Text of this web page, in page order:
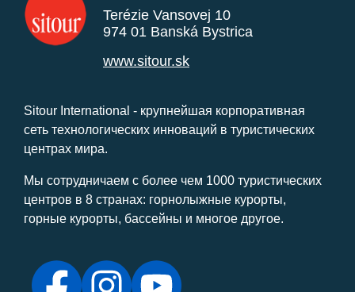
Terézie Vansovej 10
974 01 Banská Bystrica
www.sitour.sk
Sitour International - крупнейшая корпоративная
сеть технологических инноваций в туристических
центрах мира.
Мы сотрудничаем с более чем 1000 туристических
центров в 8 странах: горнолыжные курорты,
горные курорты, бассейны и многое другое.